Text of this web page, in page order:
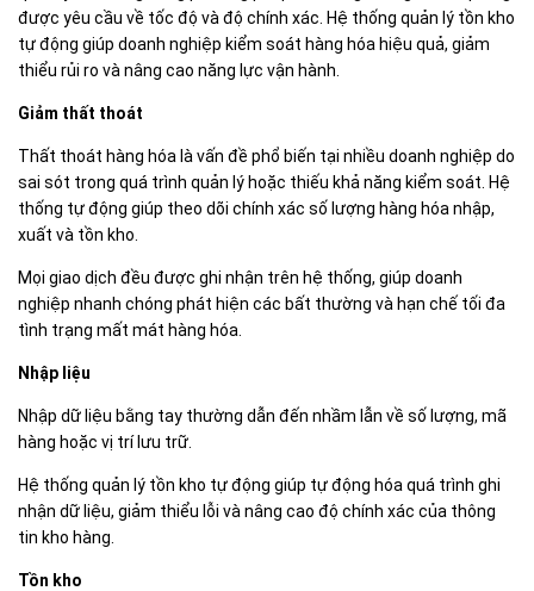
được yêu cầu về tốc độ và độ chính xác. Hệ thống quản lý tồn kho
tự động giúp doanh nghiệp kiểm soát hàng hóa hiệu quả, giảm
thiểu rủi ro và nâng cao năng lực vận hành.
Giảm thất thoát
Thất thoát hàng hóa là vấn đề phổ biến tại nhiều doanh nghiệp do
sai sót trong quá trình quản lý hoặc thiếu khả năng kiểm soát. Hệ
thống tự động giúp theo dõi chính xác số lượng hàng hóa nhập,
xuất và tồn kho.
Mọi giao dịch đều được ghi nhận trên hệ thống, giúp doanh
nghiệp nhanh chóng phát hiện các bất thường và hạn chế tối đa
tình trạng mất mát hàng hóa.
Nhập liệu
Nhập dữ liệu bằng tay thường dẫn đến nhầm lẫn về số lượng, mã
hàng hoặc vị trí lưu trữ.
Hệ thống quản lý tồn kho tự động giúp tự động hóa quá trình ghi
nhận dữ liệu, giảm thiểu lỗi và nâng cao độ chính xác của thông
tin kho hàng.
Tồn kho